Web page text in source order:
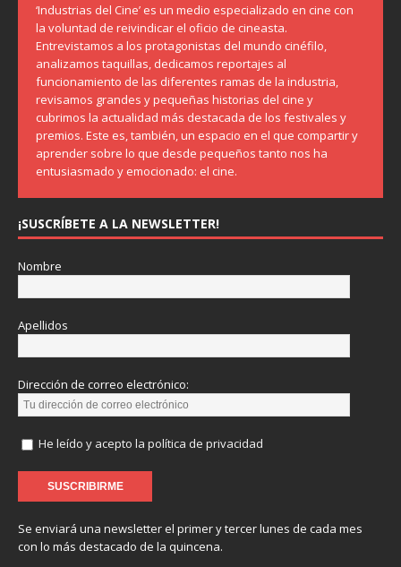
‘Industrias del Cine’ es un medio especializado en cine con
la voluntad de reivindicar el oficio de cineasta.
Entrevistamos a los protagonistas del mundo cinéfilo,
analizamos taquillas, dedicamos reportajes al
funcionamiento de las diferentes ramas de la industria,
revisamos grandes y pequeñas historias del cine y
cubrimos la actualidad más destacada de los festivales y
premios. Este es, también, un espacio en el que compartir y
aprender sobre lo que desde pequeños tanto nos ha
entusiasmado y emocionado: el cine.
¡SUSCRÍBETE A LA NEWSLETTER!
Nombre
Apellidos
Dirección de correo electrónico:
He leído y acepto la política de privacidad
Se enviará una newsletter el primer y tercer lunes de cada mes
con lo más destacado de la quincena.